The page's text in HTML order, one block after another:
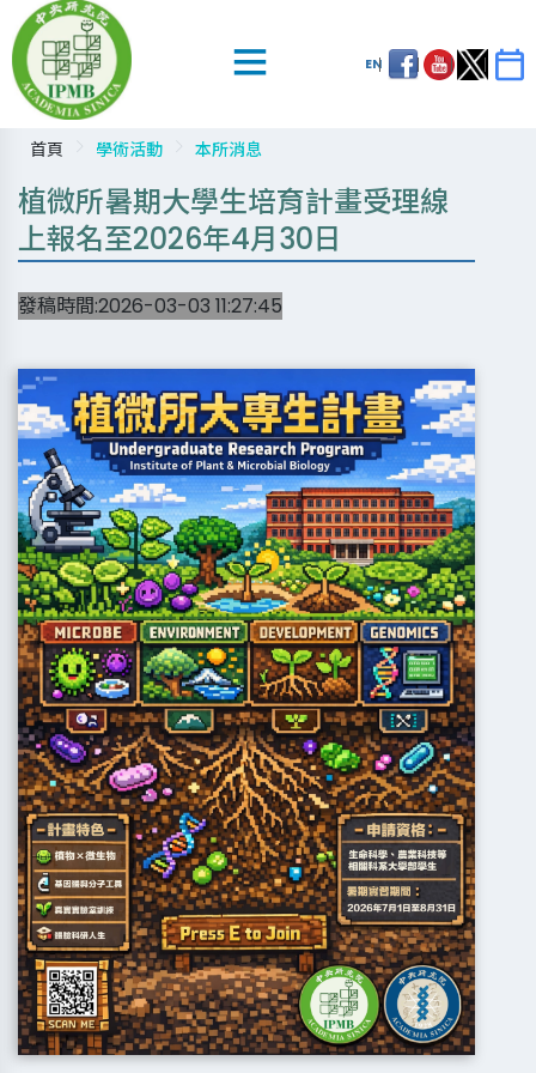
EN
首頁 學術活動 本所消息
植微所暑期大學生培育計畫受理線
上報名至2026年4月30日
發稿時間:2026-03-03 11:27:45